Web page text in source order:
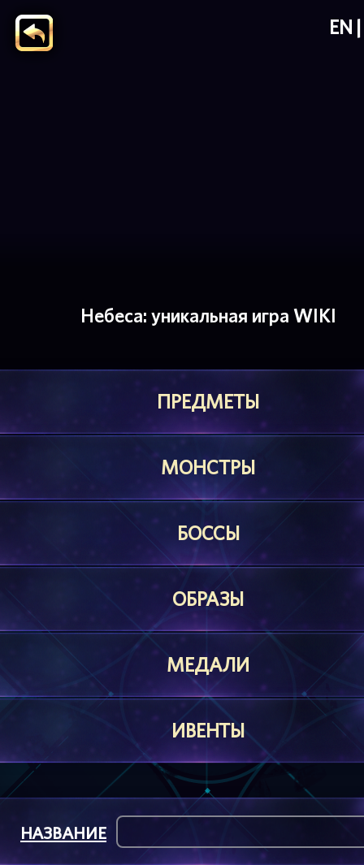
EN
Небеса: уникальная игра WIKI
ПРЕДМЕТЫ
МОНСТРЫ
БОССЫ
ОБРАЗЫ
МЕДАЛИ
ИВЕНТЫ
НАЗВАНИЕ